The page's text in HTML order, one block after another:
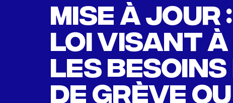
Mise à jour
Loi visant
les